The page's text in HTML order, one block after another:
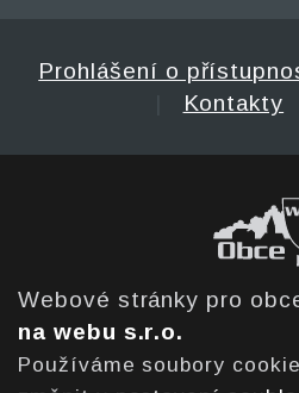
Prohlášení o
Kontakty
Webové stránky pro
na webu s.r.o.
Používáme soubory